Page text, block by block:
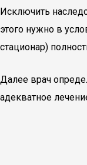
Исключить
этого нужно в
стационар)
Далее врач
адекватное